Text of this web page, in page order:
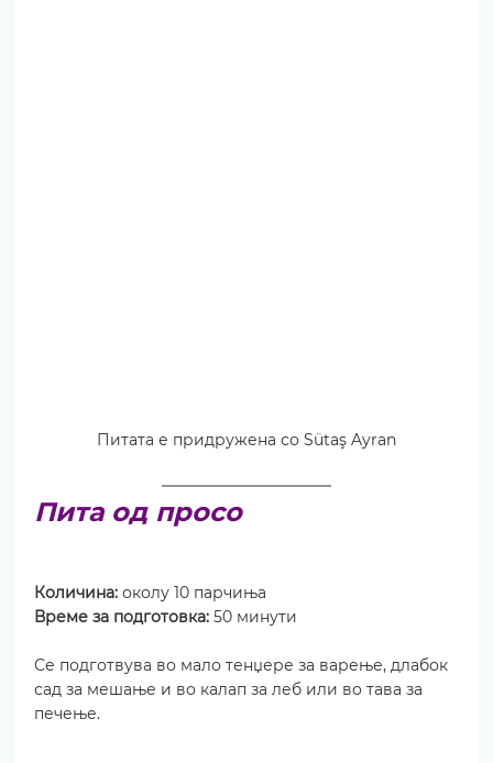
Питата е придружена со Sütaş Ayran
Пита од просо
Количина: околу 10 парчиња
Време за подготовка: 50 минути
Се подготвува во мало тенџере за варење, длабок
сад за мешање и во калап за леб или во тава за
печење.